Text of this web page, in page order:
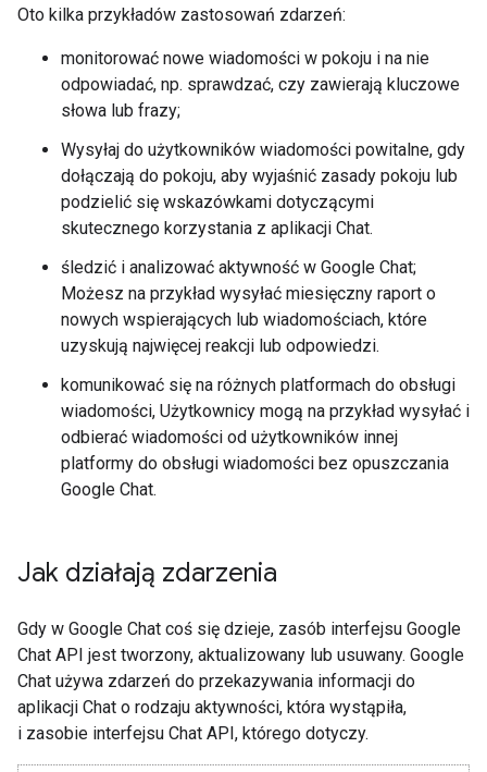
Oto kilka przykładów zastosowań zdarzeń:
monitorować nowe wiadomości w pokoju i na nie
odpowiadać, np. sprawdzać, czy zawierają kluczowe
słowa lub frazy;
Wysyłaj do użytkowników wiadomości powitalne, gdy
dołączają do pokoju, aby wyjaśnić zasady pokoju lub
podzielić się wskazówkami dotyczącymi
skutecznego korzystania z aplikacji Chat.
śledzić i analizować aktywność w Google Chat;
Możesz na przykład wysyłać miesięczny raport o
nowych wspierających lub wiadomościach, które
uzyskują najwięcej reakcji lub odpowiedzi.
komunikować się na różnych platformach do obsługi
wiadomości, Użytkownicy mogą na przykład wysyłać i
odbierać wiadomości od użytkowników innej
platformy do obsługi wiadomości bez opuszczania
Google Chat.
Jak działają zdarzenia
Gdy w Google Chat coś się dzieje, zasób interfejsu Google
Chat API jest tworzony, aktualizowany lub usuwany. Google
Chat używa zdarzeń do przekazywania informacji do
aplikacji Chat o rodzaju aktywności, która wystąpiła,
i zasobie interfejsu Chat API, którego dotyczy.